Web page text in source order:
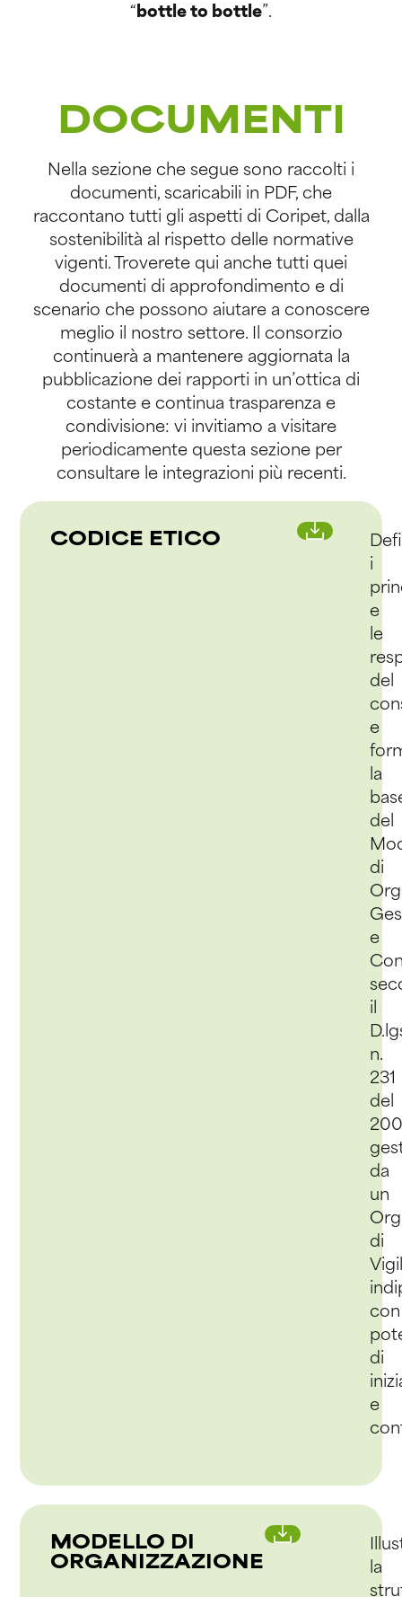
“bottle to bottle”.
DOCUMENTI
Nella sezione che segue sono raccolti i
documenti, scaricabili in PDF, che
raccontano tutti gli aspetti di Coripet, dalla
sostenibilità al rispetto delle normative
vigenti. Troverete qui anche tutti quei
documenti di approfondimento e di
scenario che possono aiutare a conoscere
meglio il nostro settore. Il consorzio
continuerà a mantenere aggiornata la
pubblicazione dei rapporti in un’ottica di
costante e continua trasparenza e
condivisione: vi invitiamo a visitare
periodicamente questa sezione per
consultare le integrazioni più recenti.
CODICE ETICO
i
e
le
del
e
la
del
di
e
il
n.
231
del
da
un
di
con
di
e
MODELLO DI
ORGANIZZAZIONE
la